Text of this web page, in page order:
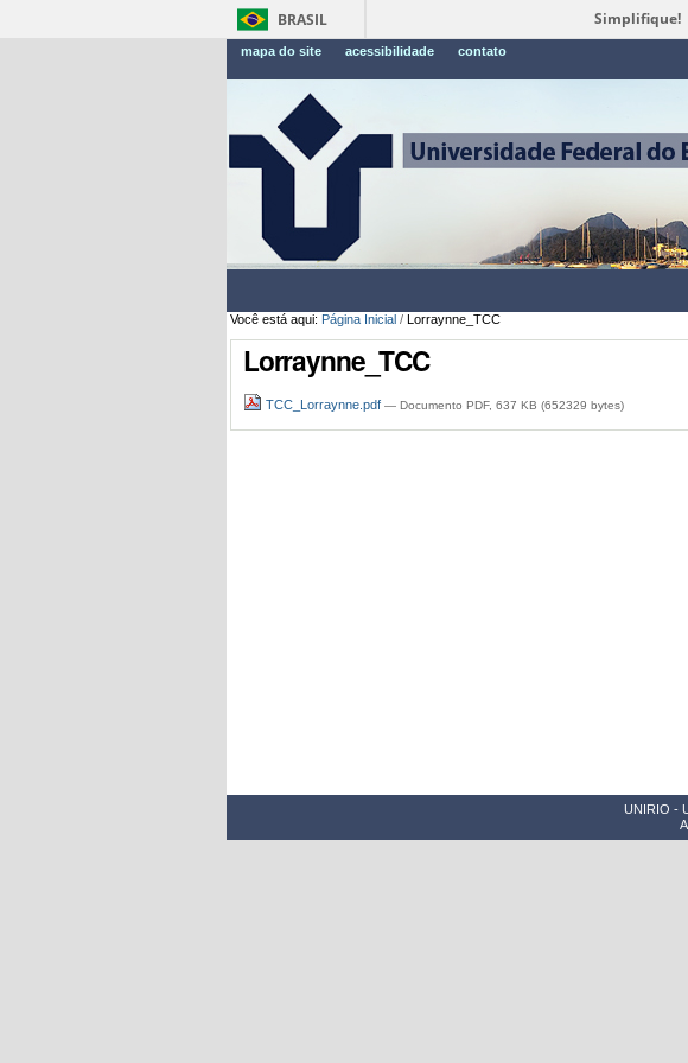
BRASIL Simplifique!
mapa do site acessibilidade contato
Você está aqui: Página Inicial / Lorraynne_TCC
Lorraynne_TCC
TCC_Lorraynne.pdf — Documento PDF, 637 KB (652329 bytes)
UNIRIO -